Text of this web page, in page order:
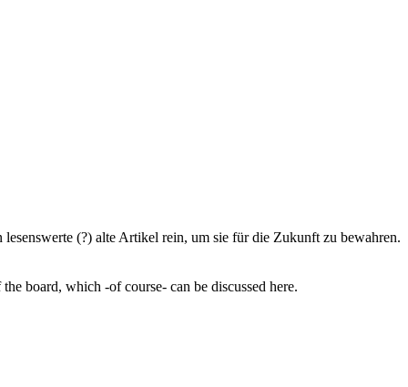
(?) alte Artikel rein, um sie für die Zukunft zu bewahren.
board, which -of course- can be discussed here.